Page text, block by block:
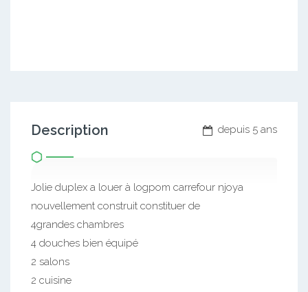
depuis 5 ans
Description
Jolie duplex a louer à logpom carrefour njoya
nouvellement construit constituer de
4grandes chambres
4 douches bien équipé
2 salons
2 cuisine